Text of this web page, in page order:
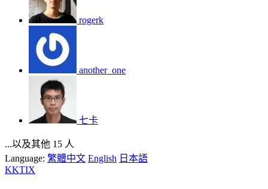
rogerk
another_one
七卡
...以及其他 15 人
Language: 繁體中文 English 日本語
KKTIX